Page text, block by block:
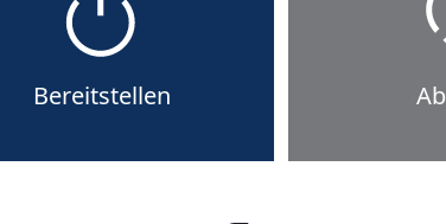
Bereitstellen